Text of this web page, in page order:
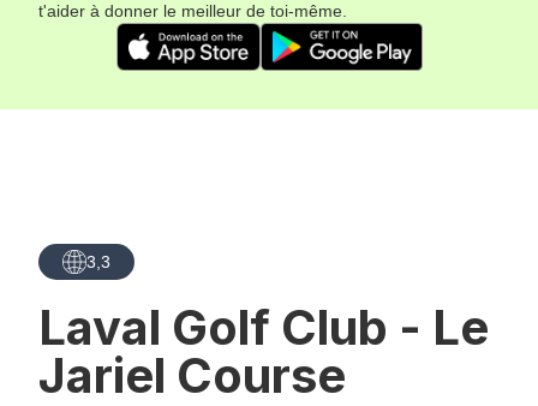
t'aider à donner le meilleur de toi-même.
3,3
Laval Golf Club - Le
Jariel Course